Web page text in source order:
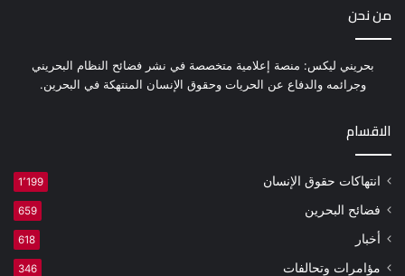
من نحن
بحريني ليكس: منصة إعلامية متخصصة في نشر فضائح النظام البحريني
وجرائمه والدفاع عن الحريات وحقوق الإنسان المنتهكة في البحرين.
الاقسام
انتهاكات حقوق الإنسان 1٬199
فضائح البحرين 659
أخبار 618
مؤامرات وتحالفات 346